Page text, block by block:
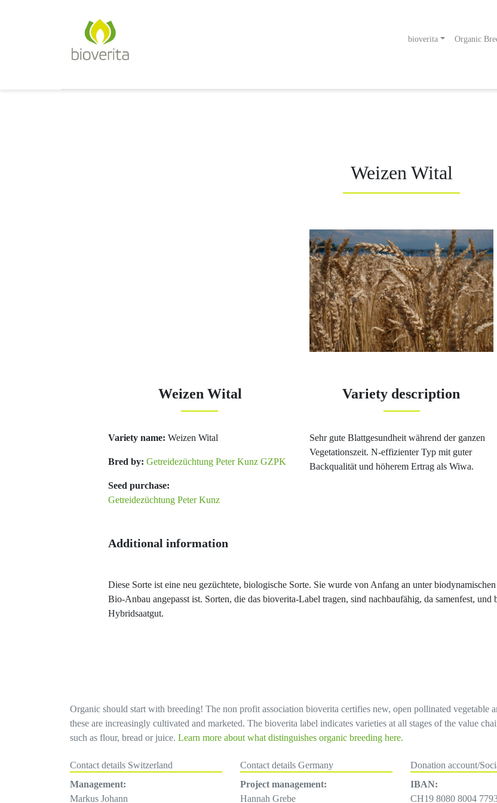
bioverita Organic
Weizen Wital
Weizen Wital
Variety name: Weizen Wital
Bred by: Getreidezüchtung Peter Kunz GZPK
Seed purchase:
Getreidezüchtung Peter Kunz
Variety description
Sehr gute Blattgesundheit während der ganzen
Vegetationszeit. N-effizienter Typ mit guter
Backqualität und höherem Ertrag als Wiwa.
Additional information
Diese Sorte ist eine neu gezüchtete, biologische Sorte. Sie wurde von Anfang an unter
Bio-Anbau angepasst ist. Sorten, die das bioverita-Label tragen, sind nachbaufähig, da samenfest,
Hybridsaatgut.
Organic should start with breeding! The non profit association bioverita certifies new, open pollinated vegetable
these are increasingly cultivated and marketed. The bioverita label indicates varieties at all stages of the value
such as flour, bread or juice. Learn more about what distinguishes organic breeding here.
Contact details Switzerland
Management:
Markus Johann
Contact details Germany
Project management:
Hannah Grebe
Donation account/
IBAN:
CH19 8080 8004